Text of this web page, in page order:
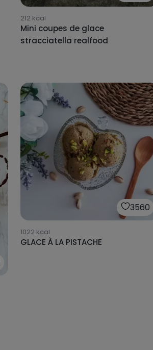
212 kcal
Mini coupes de glace
stracciatella realfood
3560
1022 kcal
GLACE À LA PISTACHE